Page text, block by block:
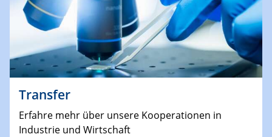
Transfer
Erfahre mehr über unsere Kooperationen in
Industrie und Wirtschaft